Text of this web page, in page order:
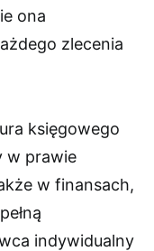
ona
zlecenia
księgowego
w prawie
w finansach,
indywidualny